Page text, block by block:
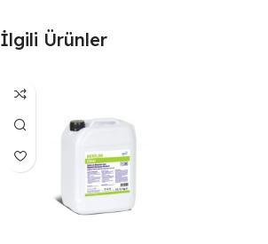
İlgili Ürünler